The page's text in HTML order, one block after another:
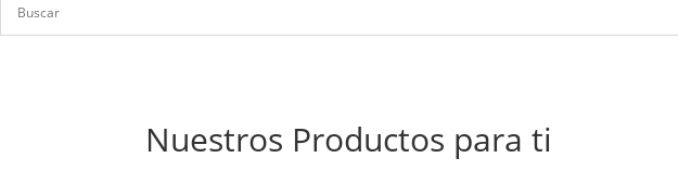
Nuestros Productos para ti